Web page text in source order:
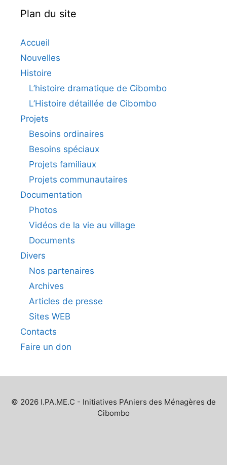
Plan du site
Accueil
Nouvelles
Histoire
L’histoire dramatique de Cibombo
L’Histoire détaillée de Cibombo
Projets
Besoins ordinaires
Besoins spéciaux
Projets familiaux
Projets communautaires
Documentation
Photos
Vidéos de la vie au village
Documents
Divers
Nos partenaires
Archives
Articles de presse
Sites WEB
Contacts
Faire un don
© 2026 I.PA.ME.C - Initiatives PAniers des Ménagères de
Cibombo